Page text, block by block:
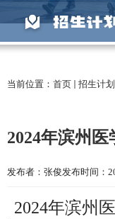
招生计
当前位置： 首页 招生计划
2024年滨州
发布者：张俊发布时间：
2024年滨州